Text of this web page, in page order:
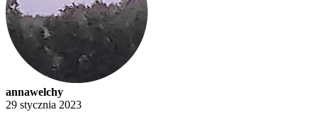
annawelchy
29 stycznia 2023